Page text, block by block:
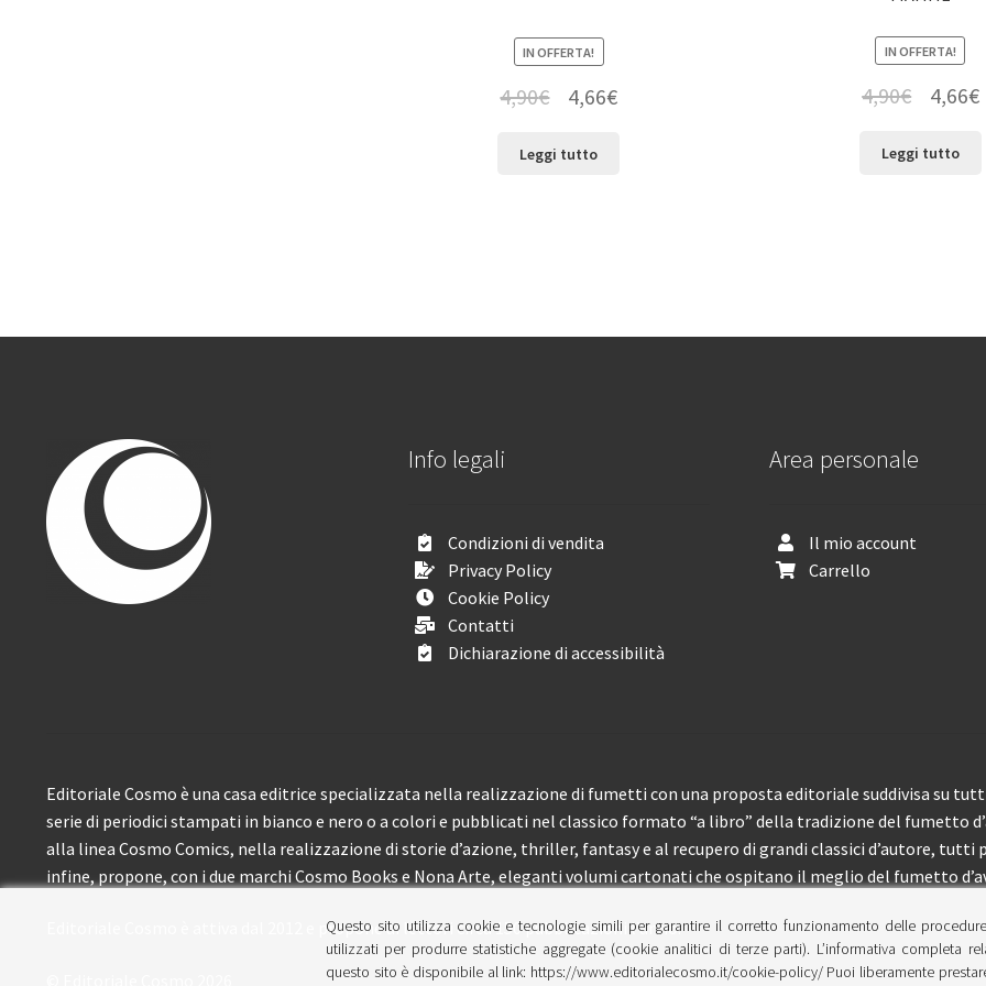
IN OFFERTA!
4,90€ 4,66€
Leggi tutto
IN OFFERTA!
4,90€ 4,66€
Leggi tutto
Info legali
Condizioni di vendita
Privacy Policy
Cookie Policy
Contatti
Dichiarazione di accessibilità
Area personale
Il mio account
Carrello
Editoriale Cosmo è una casa editrice specializzata nella realizzazione di fumetti con una proposta editoriale suddivisa su
serie di periodici stampati in bianco e nero o a colori e pubblicati nel classico formato “a libro” della tradizione del fumetto
alla linea Cosmo Comics, nella realizzazione di storie d’azione, thriller, fantasy e al recupero di grandi classici d’autore,
infine, propone, con i due marchi Cosmo Books e Nona Arte, eleganti volumi cartonati che ospitano il meglio del fumetto
Editoriale Cosmo è attiva dal 2012 e propone ai lettori circa 150 pubblicazioni l’anno.
Questo sito utilizza cookie e tecnologie simili per garantire il corretto funzionamento delle
utilizzati per produrre statistiche aggregate (cookie analitici di terze parti). L’informativa completa
questo sito è disponibile al link: https://www.editorialecosmo.it/cookie-policy/ Puoi liberamente